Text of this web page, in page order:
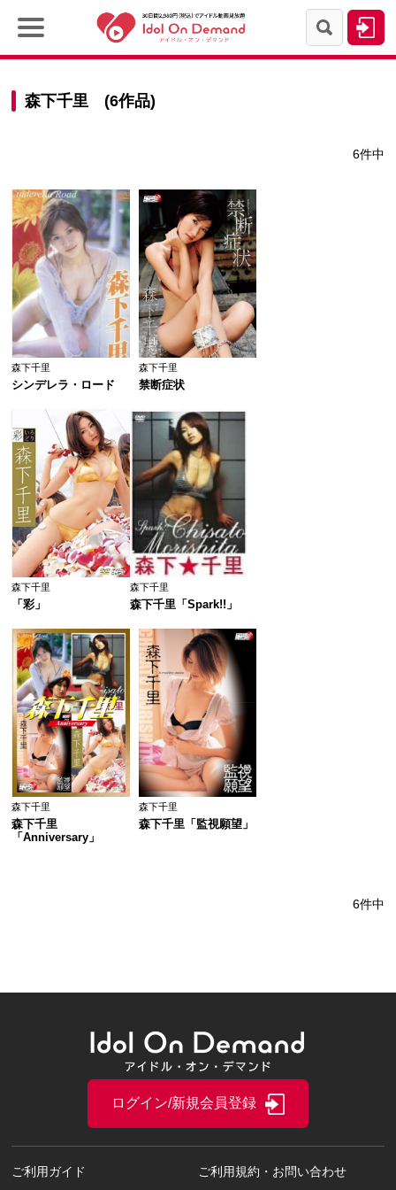
森下千里 (6作品)
6件中
森下千里
シンデレラ・ロード
森下千里
禁断症状
森下千里
「彩」
森下千里
森下千里「Spark!!」
森下千里
森下千里
「Anniversary」
森下千里
森下千里「監視願望」
6件中
ご利用ガイド ご利用規約・お問い合わせ
ログイン/新規会員登録